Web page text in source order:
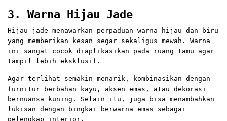
3. Warna Hijau Jade
Hijau jade menawarkan perpaduan warna hijau dan biru
yang memberikan kesan segar sekaligus mewah. Warna
ini sangat cocok diaplikasikan pada ruang tamu agar
tampil lebih eksklusif.
Agar terlihat semakin menarik, kombinasikan dengan
furnitur berbahan kayu, aksen emas, atau dekorasi
bernuansa kuning. Selain itu, juga bisa menambahkan
lukisan dengan bingkai berwarna emas sebagai
pelengkap interior.